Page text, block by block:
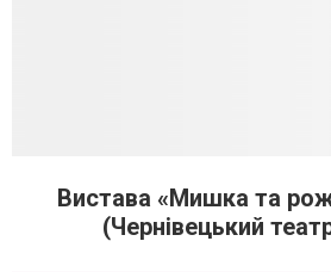
Вистава «Мишка та
(Чернівецький